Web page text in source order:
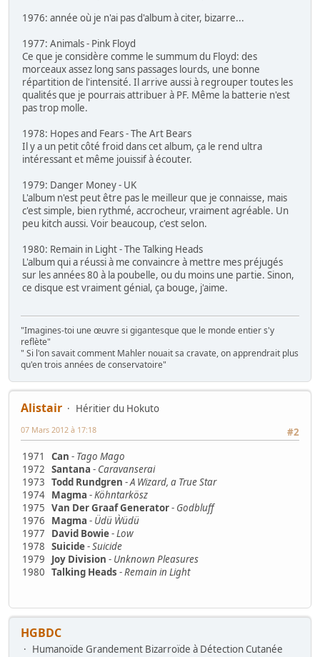
1976: année où je n'ai pas d'album à citer, bizarre...
1977: Animals - Pink Floyd
Ce que je considère comme le summum du Floyd: des
morceaux assez long sans passages lourds, une bonne
répartition de l'intensité. Il arrive aussi à regrouper toutes les
qualités que je pourrais attribuer à PF. Même la batterie n'est
pas trop molle.
1978: Hopes and Fears - The Art Bears
Il y a un petit côté froid dans cet album, ça le rend ultra
intéressant et même jouissif à écouter.
1979: Danger Money - UK
L'album n'est peut être pas le meilleur que je connaisse, mais
c'est simple, bien rythmé, accrocheur, vraiment agréable. Un
peu kitch aussi. Voir beaucoup, c'est selon.
1980: Remain in Light - The Talking Heads
L'album qui a réussi à me convaincre à mettre mes préjugés
sur les années 80 à la poubelle, ou du moins une partie. Sinon,
ce disque est vraiment génial, ça bouge, j'aime.
"Imagines-toi une œuvre si gigantesque que le monde entier s'y
reflète"
" Si l'on savait comment Mahler nouait sa cravate, on apprendrait plus
qu'en trois années de conservatoire"
Alistair
Héritier du Hokuto
#2
07 Mars 2012 à 17:18
1971 Can - Tago Mago
1972 Santana - Caravanserai
1973 Todd Rundgren -A Wizard, a True Star
1974 Magma -Köhntarkösz
1975 Van Der Graaf Generator- Godbluff
1976 Magma - Üdü Ẁüdü
1977 David Bowie-Low
1978 Suicide-Suicide
1979 Joy Division - Unknown Pleasures
1980 Talking Heads -Remain in Light
HGBDC
Humanoïde Grandement Bizarroïde à Détection Cutanée